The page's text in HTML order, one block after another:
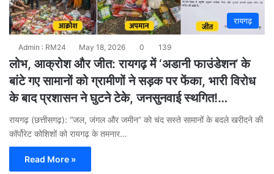
रायगढ़
Admin : RM24 May 18, 2026 0 139
लोभ, आक्रोश और जीत: रायगढ़ में ‘अडानी फाउंडेशन’ के
बांटे गए सामानों को ग्रामीणों ने सड़क पर फेंका, भारी विरोध
के बाद प्रशासन ने घुटने टेके, जनसुनवाई स्थगित!…
रायगढ़ (छत्तीसगढ़): “जल, जंगल और जमीन” को चंद सस्ते सामानों के बदले खरीदने की
कॉर्पोरेट कोशिशों को रायगढ़ के तमनार…
Read More »